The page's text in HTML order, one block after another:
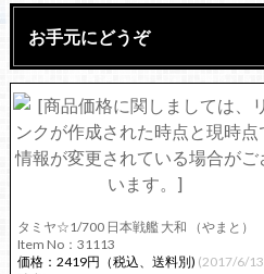
お手元にどうぞ
タミヤ☆1/700 日本戦艦 大和 （やまと）
Item No：31113
価格：2419円（税込、送料別) (2017/6/13